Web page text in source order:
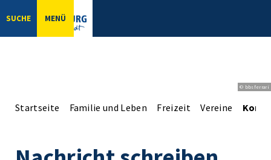
SUCHE MENÜ
© bbsferrari
Startseite Familie und Leben Freizeit Vereine